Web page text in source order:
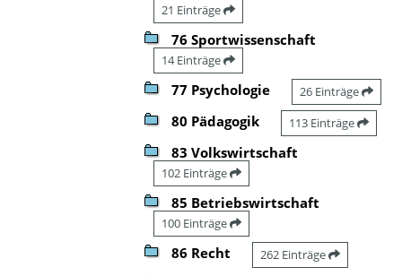
21 Einträge
76 Sportwissenschaft
14 Einträge
77 Psychologie 26 Einträge
80 Pädagogik 113 Einträge
83 Volkswirtschaft
102 Einträge
85 Betriebswirtschaft
100 Einträge
86 Recht 262 Einträge